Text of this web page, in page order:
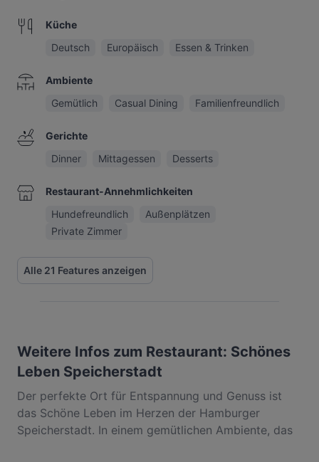
Küche
Deutsch
Europäisch Essen & Trinken
Ambiente
Gemütlich
Casual Dining Familienfreundlich
Gerichte
Dinner
Mittagessen Desserts
Restaurant-Annehmlichkeiten
Hundefreundlich
Außenplätzen
Private Zimmer
Alle 21 Features anzeigen
Weitere Infos zum Restaurant: Schönes
Leben Speicherstadt
Der perfekte Ort für Entspannung und Genuss ist
das Schöne Leben im Herzen der Hamburger
Speicherstadt. In einem gemütlichen Ambiente, das